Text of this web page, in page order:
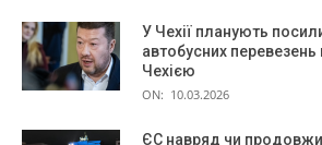
У Чехії планують
автобусних
Чехією
ON: 10.03.2026
ЄС навряд чи